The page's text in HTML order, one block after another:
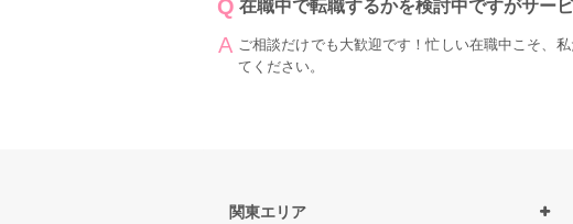
在職中で転職するかを検討中ですがサー
ご相談だけでも大歓迎です！忙しい在職中こそ、
てください。
関東エリア